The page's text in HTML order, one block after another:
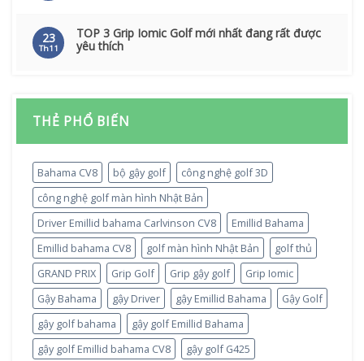
23
Th11
TOP 3 Grip Iomic Golf mới nhất đang rất được
yêu thích
THẺ PHỔ BIẾN
Bahama CV8 bộ gậy golf
công nghệ golf 3D
công nghệ golf màn hình Nhật Bản
Driver Emillid bahama Carlvinson CV8
Emillid Bahama
Emillid bahama CV8
golf màn hình Nhật Bản
golf thủ
GRAND PRIX
Grip Golf Grip gậy golf
Grip Iomic
Gậy Bahama
gậy Driver gậy Emillid Bahama
Gậy Golf
gậy golf bahama
gậy golf Emillid Bahama
gậy golf Emillid bahama CV8
gậy golf G425